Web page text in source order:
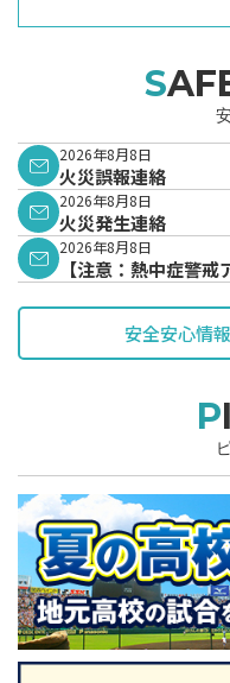
2026年8月8日
火災誤報連絡
2026年8月8日
火災発生連絡
2026年8月8日
【注意：熱中症警
安全安心情